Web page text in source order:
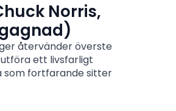
Norris,
återvänder överste
ett livsfarligt
som fortfarande sitter